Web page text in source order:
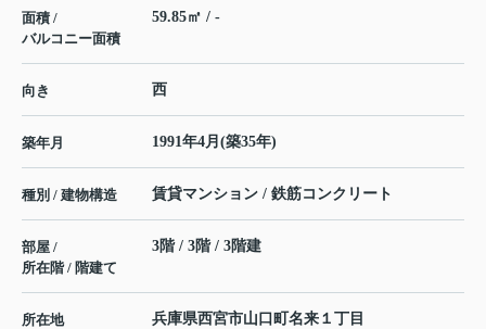
面積 /
バルコニー面積
59.85㎡ / -
向き 西
築年月 1991年4月(築35年)
種別 / 建物構造 賃貸マンション / 鉄筋コンクリート
部屋 /
所在階 / 階建て
3階 / 3階 / 3階建
所在地 兵庫県西宮市山口町名来 １丁目